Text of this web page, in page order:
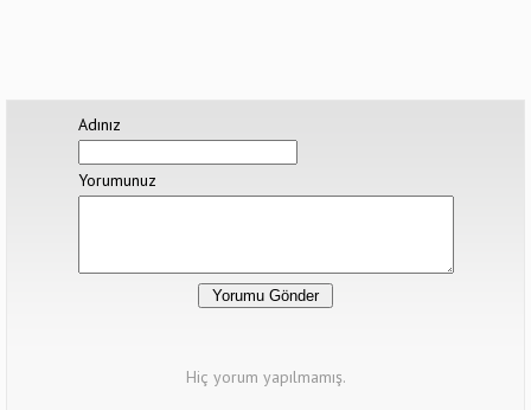
Adınız
Yorumunuz
Hiç yorum yapılmamış.